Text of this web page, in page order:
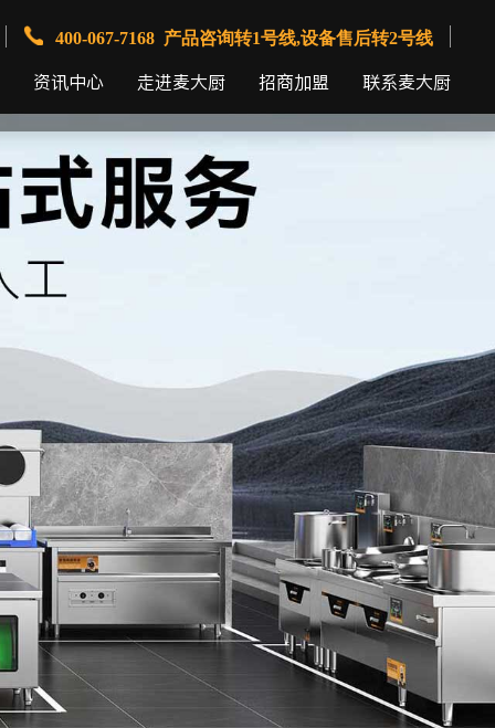
400-067-7168 产品咨询转1号线,设备售后转2号线
资讯中心 走进麦大厨 招商加盟 联系麦大厨